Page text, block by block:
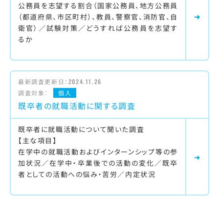
公務員を志望する割合（国家公務員、地方公務員
（都道府県、市区町村）、教員、警察官、消防官、自
衛官）／試験対策／どうすれば公務員を志望す
るか
最新調査更新日： 2024.11.26
調査対象：
個人
既卒者の就職活動に関する調査
既卒者に就職活動について聞いた調査
【主な項目】
在学中の就職活動およびインターンシップ等の参
加状況／在学中・卒業後での活動の変化／既卒
者としての活動への悩み・苦労／内定状況